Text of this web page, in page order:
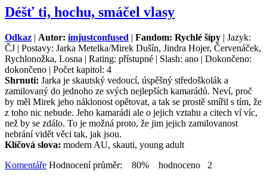
Déšť ti, hochu, smáčel vlasy
Odkaz | Autor: imjustconfused | Fandom: Rychlé šípy | Jazyk:
ČJ | Postavy: Jarka Metelka/Mirek Dušín, Jindra Hojer, Červenáček,
Rychlonožka, Losna | Rating: přístupné | Slash: ano | Dokončeno:
dokončeno | Počet kapitol: 4
Shrnutí: Jarka je skautský vedoucí, úspěšný středoškolák a
zamilovaný do jednoho ze svých nejlepších kamarádů. Neví, proč
by měl Mirek jeho náklonost opětovat, a tak se prostě smířil s tím, že
z toho nic nebude. Jeho kamarádi ale o jejich vztahu a citech ví víc,
než by se zdálo. To je možná proto, že jim jejich zamilovanost
nebrání vidět věci tak, jak jsou.
Klíčová slova: modern AU, skauti, young adult
Komentáře Hodnocení průměr: 80% hodnoceno 2